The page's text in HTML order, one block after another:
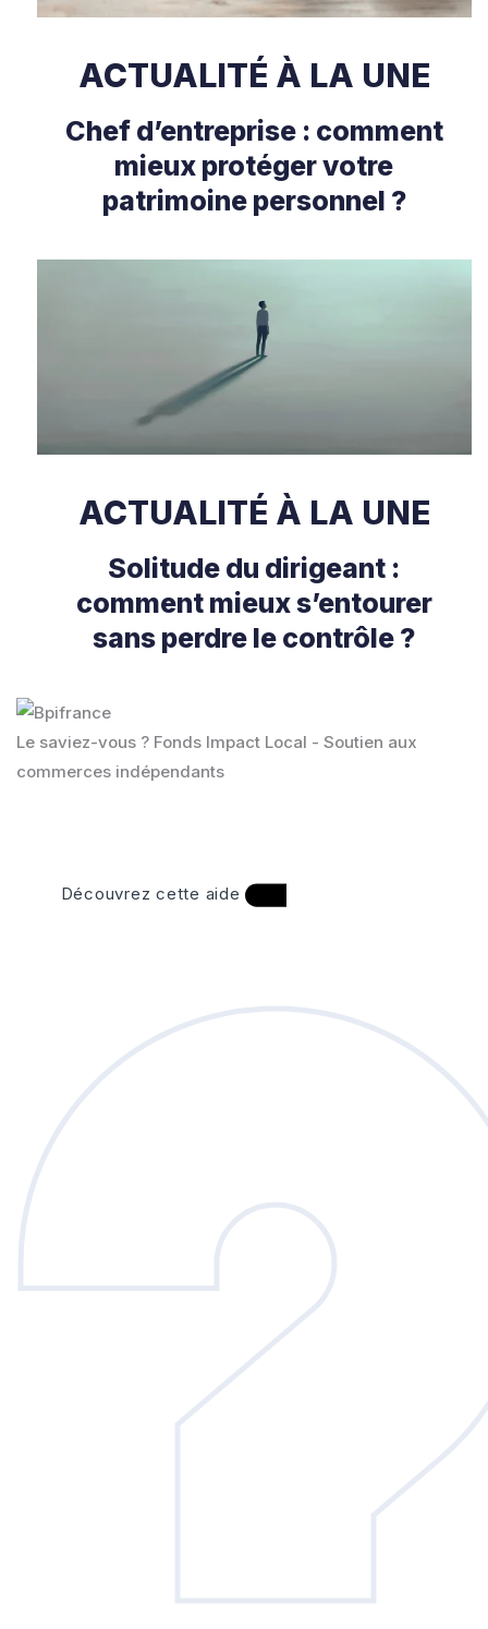
ACTUALITÉ À LA UNE
Chef d’entreprise : comment
mieux protéger votre
patrimoine personnel ?
ACTUALITÉ À LA UNE
Solitude du dirigeant :
comment mieux s’entourer
sans perdre le contrôle ?
Le saviez-vous ? Fonds Impact Local - Soutien aux
commerces indépendants
Découvrez cette aide